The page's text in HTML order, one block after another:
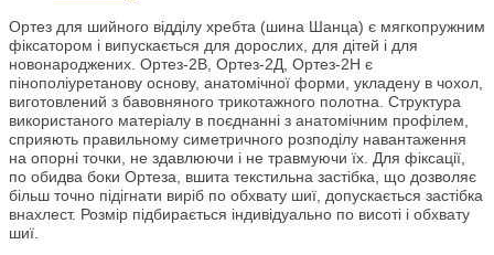
Ортез для шийного відділу хребта (шина Шанца) є мягкопружним
фіксатором і випускається для дорослих, для дітей і для
новонароджених. Ортез-2В, Ортез-2Д, Ортез-2Н є
пінополіуретанову основу, анатомічної форми, укладену в чохол,
виготовлений з бавовняного трикотажного полотна. Структура
використаного матеріалу в поєднанні з анатомічним профілем,
сприяють правильному симетричного розподілу навантаження
на опорні точки, не здавлюючи і не травмуючи їх. Для фіксації,
по обидва боки Ортеза, вшита текстильна застібка, що дозволяє
більш точно підігнати виріб по обхвату шиї, допускається застібка
внахлест. Розмір підбирається індивідуально по висоті і обхвату
шиї.